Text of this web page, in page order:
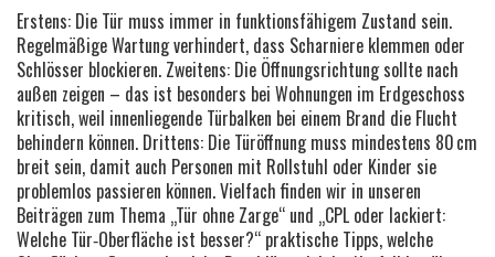
Erstens: Die Tür muss immer in funktionsfähigem Zustand sein.
Regelmäßige Wartung verhindert, dass Scharniere klemmen oder
Schlösser blockieren. Zweitens: Die Öffnungsrichtung sollte nach
außen zeigen – das ist besonders bei Wohnungen im Erdgeschoss
kritisch, weil innenliegende Türbalken bei einem Brand die Flucht
behindern können. Drittens: Die Türöffnung muss mindestens 80 cm
breit sein, damit auch Personen mit Rollstuhl oder Kinder sie
problemlos passieren können. Vielfach finden wir in unseren
Beiträgen zum Thema „Tür ohne Zarge“ und „CPL oder lackiert:
Welche Tür‑Oberfläche ist besser?“ praktische Tipps, welche